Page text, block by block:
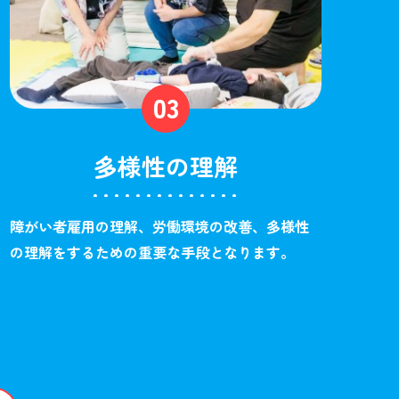
多様性の理解
障がい者雇用の理解、労働環境の改善、多様性
の理解をするための重要な手段となります。